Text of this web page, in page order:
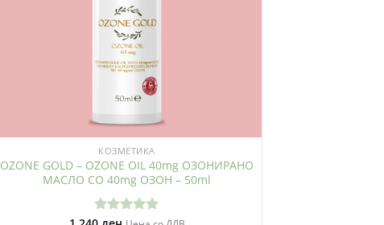
КОЗМЕТИКА
OZONE GOLD – OZONE OIL 40mg ОЗОНИРАНО
МАСЛО СО 40mg ОЗОН – 50ml
Оценето